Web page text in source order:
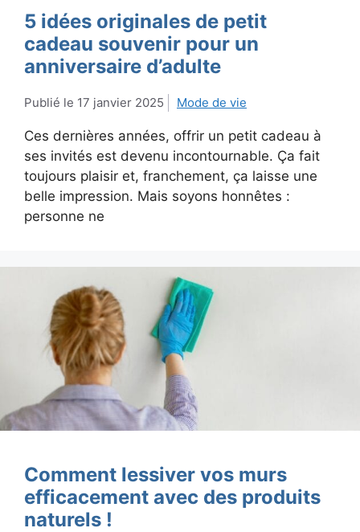
5 idées originales de petit
cadeau souvenir pour un
anniversaire d’adulte
17 janvier 2025 Mode de vie
Ces dernières années, offrir un petit cadeau à
ses invités est devenu incontournable. Ça fait
toujours plaisir et, franchement, ça laisse une
belle impression. Mais soyons honnêtes :
personne ne
Comment lessiver vos murs
efficacement avec des produits
naturels !